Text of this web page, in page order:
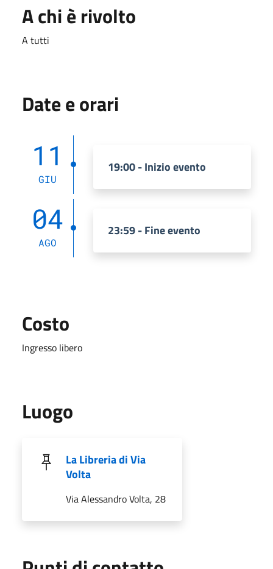
A chi è rivolto
A tutti
Date e orari
11
GIU
19:00 - Inizio evento
04
AGO
23:59 - Fine evento
Costo
Ingresso libero
Luogo
La Libreria di Via
Volta
Via Alessandro Volta, 28